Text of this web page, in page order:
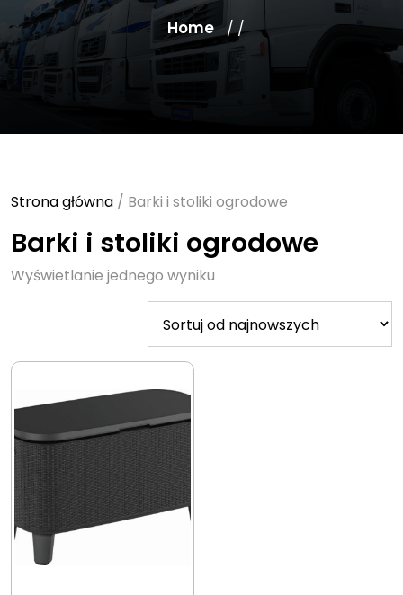
Home / /
Strona główna / Barki i stoliki ogrodowe
Barki i stoliki ogrodowe
Wyświetlanie jednego wyniku